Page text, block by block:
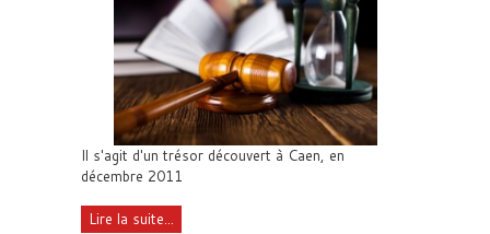
Il s'agit d'un trésor découvert à Caen, en
décembre 2011
Lire la suite...